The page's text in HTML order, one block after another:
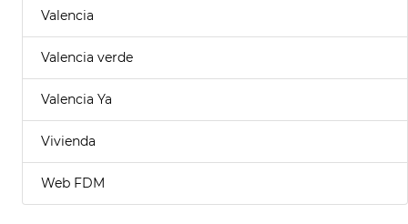
Valencia
Valencia verde
Valencia Ya
Vivienda
Web FDM